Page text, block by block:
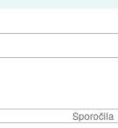
Sporočila